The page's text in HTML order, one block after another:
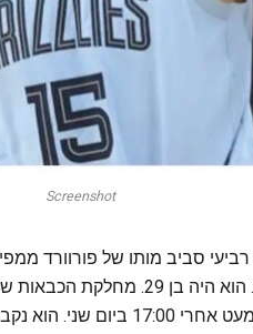
Screenshot
סביב מותו של פורוורד
נקבע כמת במקום.